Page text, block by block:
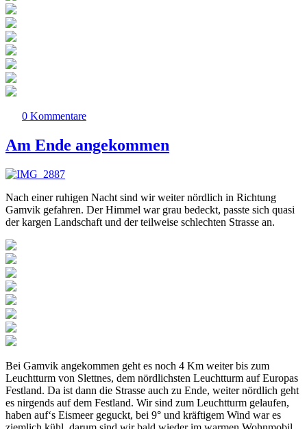
0 Kommentare
Am Ende angekommen
Nach einer ruhigen Nacht sind wir weiter nördlich in Richtung
Gamvik gefahren. Der Himmel war grau bedeckt, passte sich quasi
der kargen Landschaft und der teilweise schlechten Strasse an.
Bei Gamvik angekommen geht es noch 4 Km weiter bis zum
Leuchtturm von Slettnes, dem nördlichsten Leuchtturm auf Europas
Festland. Da ist dann die Strasse auch zu Ende, weiter nördlich geht
es nirgends auf dem Festland. Wir sind zum Leuchtturm gelaufen,
haben auf‘s Eismeer geguckt, bei 9° und kräftigem Wind war es